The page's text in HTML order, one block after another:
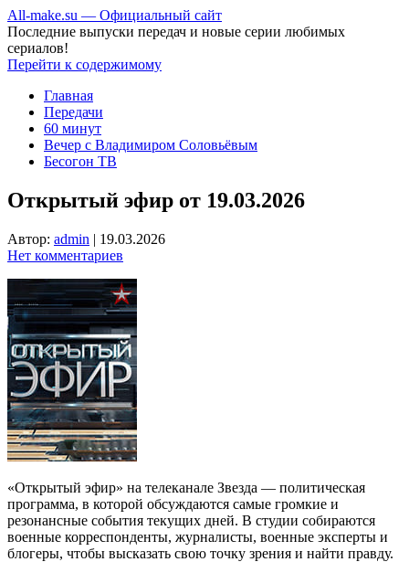
All-make.su — Официальный сайт
Последние выпуски передач и новые серии любимых
сериалов!
Перейти к содержимому
Главная
Передачи
60 минут
Вечер с Владимиром Соловьёвым
Бесогон ТВ
Открытый эфир от 19.03.2026
Автор: admin | 19.03.2026
Нет комментариев
«Открытый эфир» на телеканале Звезда — политическая
программа, в которой обсуждаются самые громкие и
резонансные события текущих дней. В студии собираются
военные корреспонденты, журналисты, военные эксперты и
блогеры, чтобы высказать свою точку зрения и найти правду.